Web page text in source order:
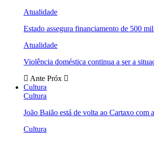
Atualidade
Estado assegura financiamento de 500
Atualidade
Violência doméstica continua a ser a
Ante Próx
Cultura
Cultura
João Baião está de volta ao Cartaxo
Cultura